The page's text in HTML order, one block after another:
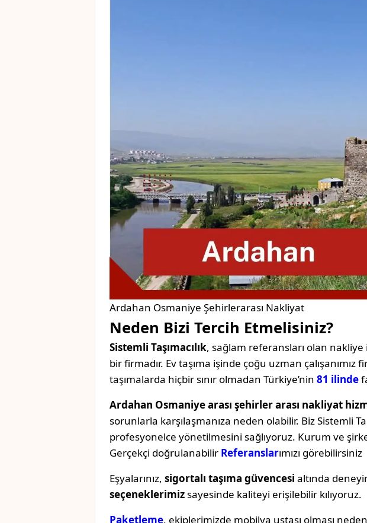
Ardahan Osmaniye Şehirlerarası Nakliyat
Neden Bizi Tercih Etmelisiniz?
Sistemli Taşımacılık, sağlam referansları olan nakliye
bir firmadır. Ev taşıma işinde çoğu uzman
taşımalarda hiçbir sınır olmadan Türkiye’nin 81 ilinde
Ardahan Osmaniye arası şehirler arası nakliyat
sorunlarla karşılaşmanıza neden olabilir. Biz Sistemli
profesyonelce yönetilmesini sağlıyoruz. Kurum ve
Gerçekçi doğrulanabilir Referanslarımızı görebilirsiniz
Eşyalarınız, sigortalı taşıma güvencesi altında
seçeneklerimizsayesinde kaliteyi erişilebilir kılıyoruz.
Paketleme, ekiplerimizde mobilya ustası olması